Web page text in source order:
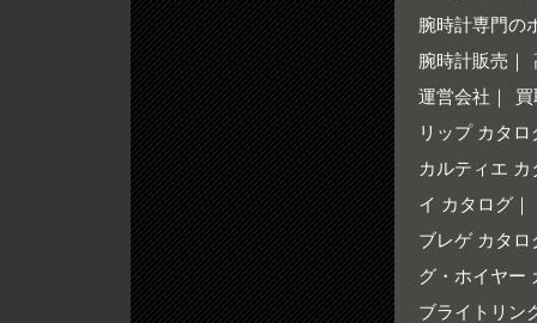
腕時計専門の
腕時計販売 ｜
運営会社 ｜
リップ カタロ
カルティエ カ
イ カタログ ｜
ブレゲ カタロ
グ・ホイヤー
ブライトリン